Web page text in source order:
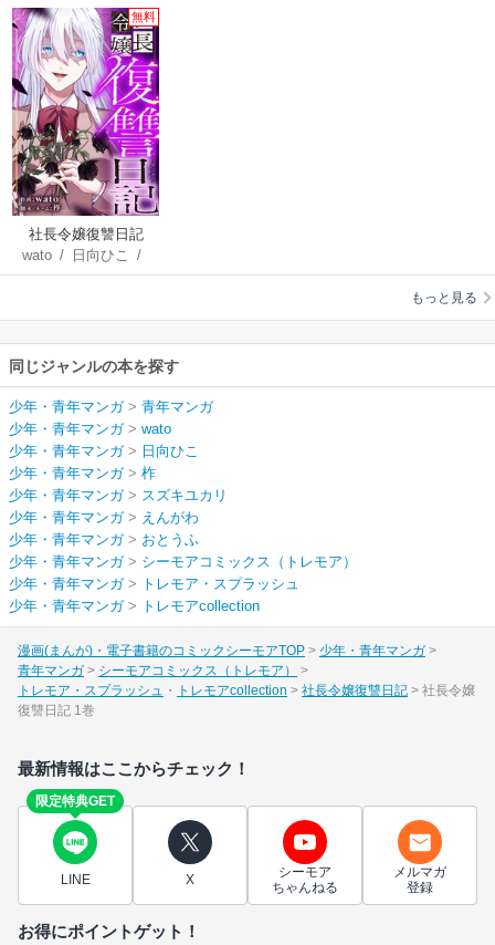
無料
社長令嬢復讐日記
wato / 日向ひこ
/
柞/スズキユカリ/
もっと見る
同じジャンルの本を探す
少年・青年マンガ> 青年マンガ
少年・青年マンガ> wato
少年・青年マンガ> 日向ひこ
少年・青年マンガ> 柞
少年・青年マンガ> スズキユカリ
少年・青年マンガ> えんがわ
少年・青年マンガ> おとうふ
少年・青年マンガ> シーモアコミックス（トレモア）
少年・青年マンガ> トレモア・スプラッシュ
少年・青年マンガ> トレモアcollection
漫画(まんが)・電子書籍のコミックシーモアTOP
少年・青年マンガ
青年マンガ
シーモアコミックス（トレモア）
トレモア・スプラッシュ
トレモアcollection 社長令嬢復讐日記
社長令嬢
復讐日記 1巻
最新情報はここからチェック！
限定特典GET
LINE X
シーモア
ちゃんねる
メルマガ
登録
お得にポイントゲット！